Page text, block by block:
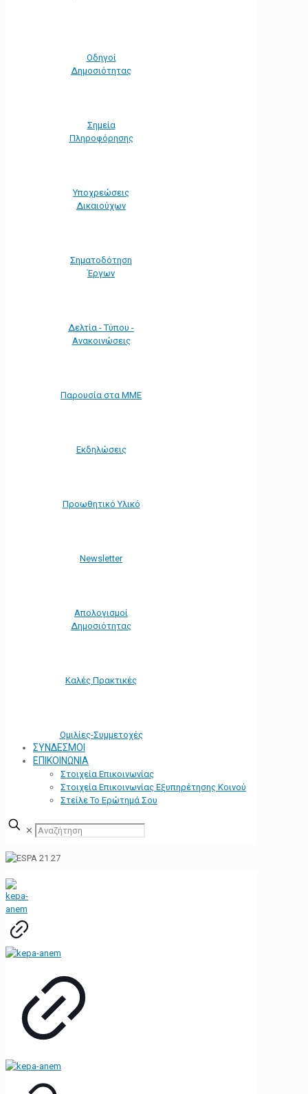
Οδηγοί
Δημοσιότητας
Σημεία
Πληροφόρησης
Υποχρεώσεις
Δικαιούχων
Σηματοδότηση
Έργων
Δελτία - Τύπου -
Ανακοινώσεις
Παρουσία στα ΜΜΕ
Εκδηλώσεις
Προωθητικό Υλικό
Νewsletter
Απολογισμοί
Δημοσιότητας
Καλές Πρακτικές
Ομιλίες-Συμμετοχές
ΣΥΝΔΕΣΜΟΙ
ΕΠΙΚΟΙΝΩΝΙΑ
Στοιχεία Επικοινωνίας
Στοιχεία Επικοινωνίας Εξυπηρέτησης Κοινού
Στείλε Το Ερώτημά Σου
✕